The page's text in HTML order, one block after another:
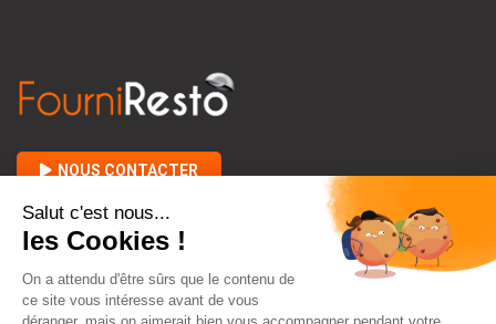
NOUS CONTACTER
A PROPOS DE FOURNIRESTO 
ENTRE VOUS ET NOUS